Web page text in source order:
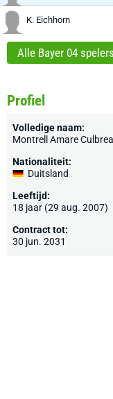
K. Eichhorn
Alle Bayer 04 spelers
Profiel
Volledige naam:
Montrell Amare
Nationaliteit:
Duitsland
Leeftijd:
18 jaar (29 aug. 2007)
Contract tot:
30 jun. 2031